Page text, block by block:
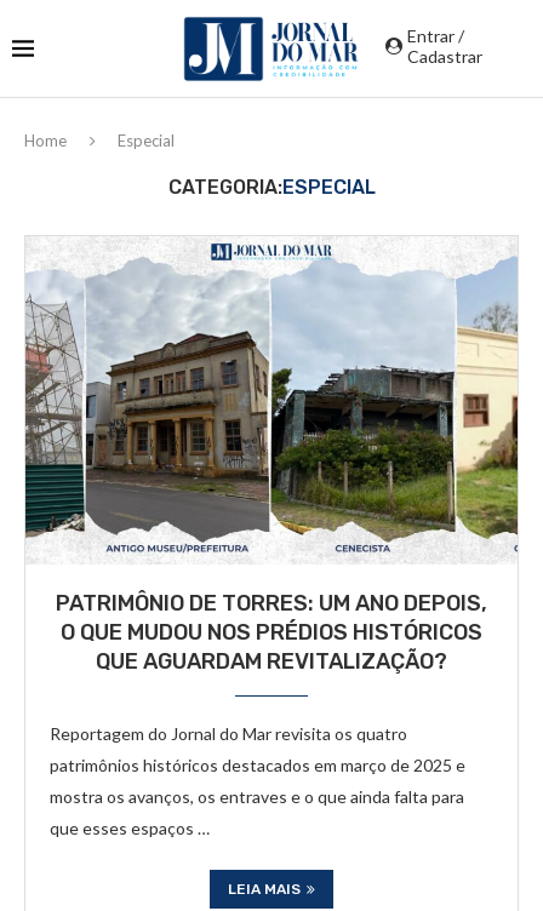
Entrar /
Cadastrar
Home Especial
CATEGORIA:ESPECIAL
PATRIMÔNIO DE TORRES: UM ANO DEPOIS,
O QUE MUDOU NOS PRÉDIOS HISTÓRICOS
QUE AGUARDAM REVITALIZAÇÃO?
Reportagem do Jornal do Mar revisita os quatro
patrimônios históricos destacados em março de 2025 e
mostra os avanços, os entraves e o que ainda falta para
que esses espaços …
LEIA MAIS